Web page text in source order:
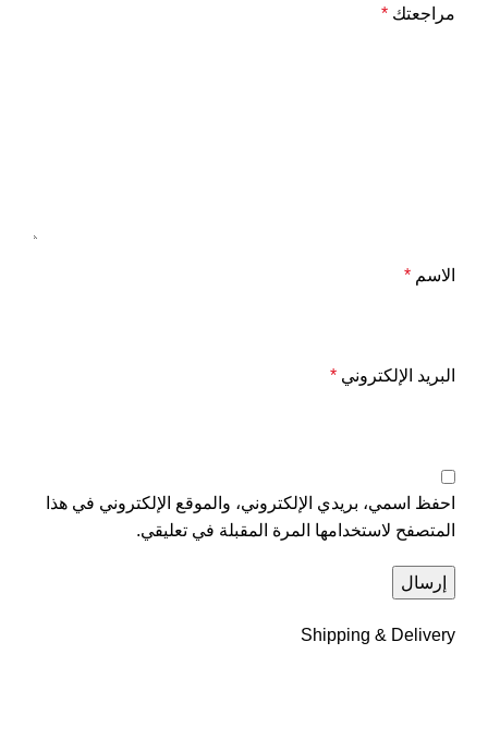
مراجعتك *
الاسم *
البريد الإلكتروني *
احفظ اسمي، بريدي الإلكتروني، والموقع الإلكتروني في هذا
المتصفح لاستخدامها المرة المقبلة في تعليقي.
Shipping & Delivery